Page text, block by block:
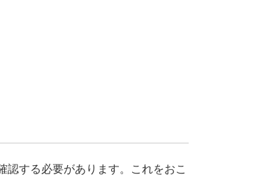
する必要があります。これをおこ